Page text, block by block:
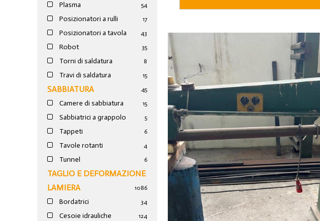
Plasma 54
Posizionatori a rulli 17
Posizionatori a tavola 43
Robot 35
Torni di saldatura 8
Travi di saldatura 15
SABBIATURA 45
Camere di sabbiatura 15
Sabbiatrici a grappolo 5
Tappeti 6
Tavole rotanti 4
Tunnel 6
TAGLIO E DEFORMAZIONE
LAMIERA
1086
Bordatrici 34
Cesoie idrauliche 124